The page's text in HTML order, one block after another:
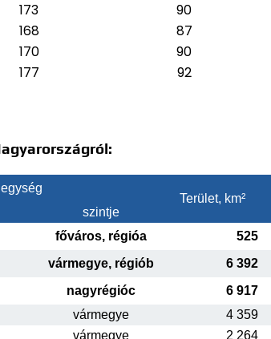
173 90
168 87
170 90
177 92
Terület, km²
szintje
főváros, régióa 525
vármegye, régiób 6 392
nagyrégióc 6 917
vármegye 4 359
vármegye 2 264